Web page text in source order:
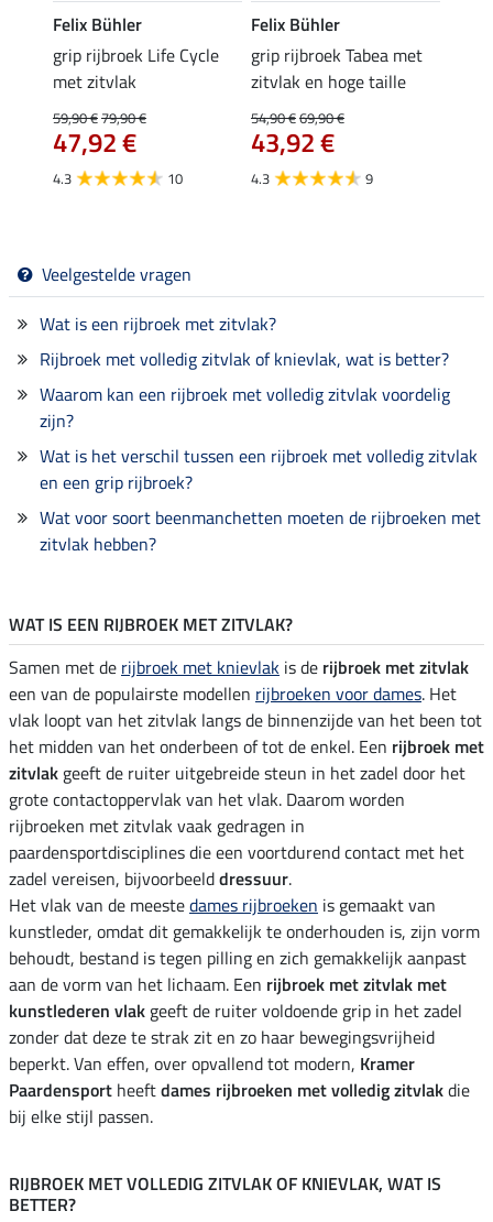
Felix Bühler
grip rijbroek Life Cycle
met zitvlak
59,90 €79,90 €
47,92 €
4.3 10
Felix Bühler
grip rijbroek Tabea met
zitvlak en hoge taille
54,90 €69,90 €
43,92 €
4.3 9
Veelgestelde vragen
Wat is een rijbroek met zitvlak?
Rijbroek met volledig zitvlak of knievlak, wat is better?
Waarom kan een rijbroek met volledig zitvlak voordelig
zijn?
Wat is het verschil tussen een rijbroek met volledig zitvlak
en een grip rijbroek?
Wat voor soort beenmanchetten moeten de rijbroeken met
zitvlak hebben?
WAT IS EEN RIJBROEK MET ZITVLAK?
Samen met de rijbroek met knievlak is de rijbroek met zitvlak
een van de populairste modellen rijbroeken voor dames. Het
vlak loopt van het zitvlak langs de binnenzijde van het been tot
het midden van het onderbeen of tot de enkel. Een rijbroek met
zitvlak geeft de ruiter uitgebreide steun in het zadel door het
grote contactoppervlak van het vlak. Daarom worden
rijbroeken met zitvlak vaak gedragen in
paardensportdisciplines die een voortdurend contact met het
zadel vereisen, bijvoorbeelddressuur.
Het vlak van de meestedames rijbroeken is gemaakt van
kunstleder, omdat dit gemakkelijk te onderhouden is, zijn vorm
behoudt, bestand is tegen pilling en zich gemakkelijk aanpast
aan de vorm van het lichaam. Een rijbroek met zitvlak met
kunstlederen vlak geeft de ruiter voldoende grip in het zadel
zonder dat deze te strak zit en zo haar bewegingsvrijheid
beperkt. Van effen, over opvallend tot modern, Kramer
Paardensport heeftdames rijbroeken met volledig zitvlakdie
bij elke stijl passen.
RIJBROEK MET VOLLEDIG ZITVLAK OF KNIEVLAK, WAT IS
BETTER?